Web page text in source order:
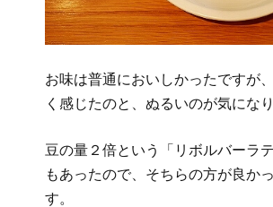
お味は普通においしかったですが
く感じたのと、ぬるいのが気になり
豆の量２倍という「リボルバーラ
もあったので、そちらの方が良か
す。